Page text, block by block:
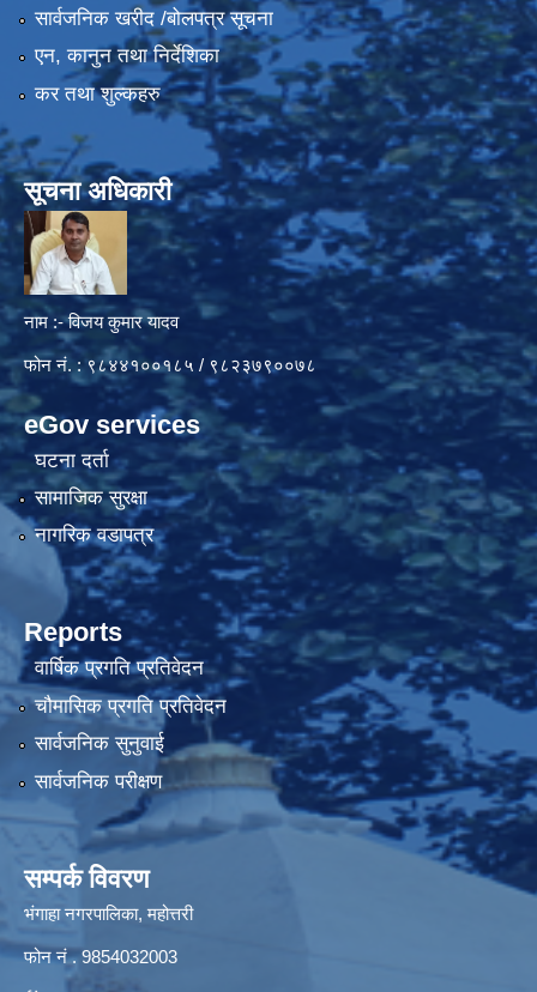
सार्वजनिक खरीद /बोलपत्र सूचना
एन, कानुन तथा निर्देशिका
कर तथा शुल्कहरु
सूचना अधिकारी
नाम :- विजय कुमार यादव
फोन नं. : ९८४४१००१८५ / ९८२३७९००७८
eGov services
घटना दर्ता
सामाजिक सुरक्षा
नागरिक वडापत्र
Reports
वार्षिक प्रगति प्रतिवेदन
चौमासिक प्रगति प्रतिवेदन
सार्वजनिक सुनुवाई
सार्वजनिक परीक्षण
सम्पर्क विवरण
भंगाहा नगरपालिका, महोत्तरी
फोन नं . 9854032003